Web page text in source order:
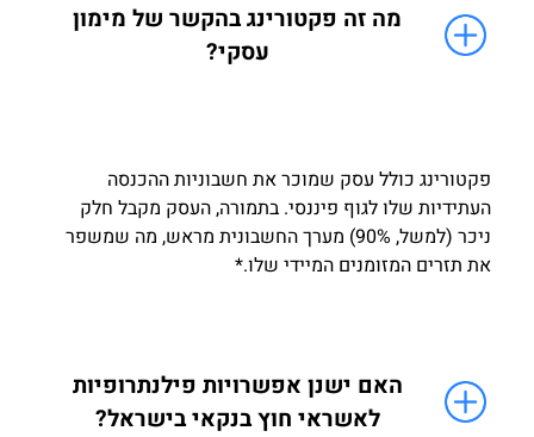
מה זה פקטורינג בהקשר של מימון
עסקי?
פקטורינג כולל עסק שמוכר את חשבוניות ההכנסה
העתידיות שלו לגוף פיננסי. בתמורה, העסק מקבל חלק
ניכר (למשל, 90%) מערך החשבונית מראש, מה שמשפר
את תזרים המזומנים המיידי שלו.*
האם ישנן אפשרויות פילנתרופיות
לאשראי חוץ בנקאי בישראל?